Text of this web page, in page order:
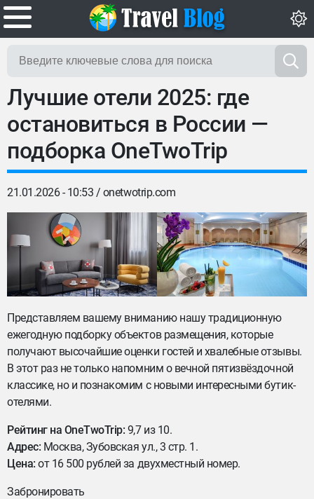
Лучшие отели 2025: где
остановиться в России —
подборка OneTwoTrip
21.01.2026 - 10:53 / onetwotrip.com
Представляем вашему вниманию нашу традиционную
ежегодную подборку объектов размещения, которые
получают высочайшие оценки гостей и хвалебные отзывы.
В этот раз не только напомним о вечной пятизвёздочной
классике, но и познакомим с новыми интересными бутик-
отелями.
Рейтинг на OneTwoTrip: 9,7 из 10.
Адрес: Москва, Зубовская ул., 3 стр. 1.
Цена:от 16 500 рублей за двухместный номер.
Забронировать